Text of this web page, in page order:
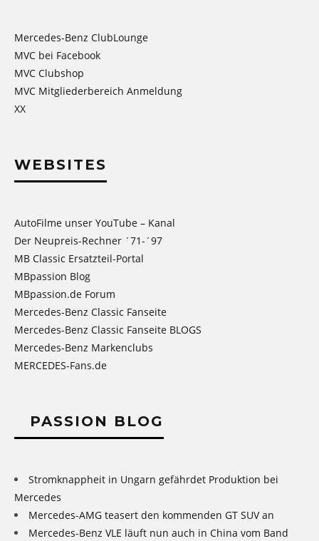
Mercedes-Benz ClubLounge
MVC bei Facebook
MVC Clubshop
MVC Mitgliederbereich Anmeldung
XX
WEBSITES
AutoFilme unser YouTube – Kanal
Der Neupreis-Rechner ´71-´97
MB Classic Ersatzteil-Portal
MBpassion Blog
MBpassion.de Forum
Mercedes-Benz Classic Fanseite
Mercedes-Benz Classic Fanseite BLOGS
Mercedes-Benz Markenclubs
MERCEDES-Fans.de
PASSION BLOG
Stromknappheit in Ungarn gefährdet Produktion bei
Mercedes
Mercedes-AMG teasert den kommenden GT SUV an
Mercedes-Benz VLE läuft nun auch in China vom Band